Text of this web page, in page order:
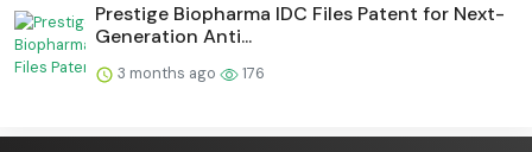
Prestige Biopharma IDC Files Patent for Next-
Generation Anti...
3 months ago 176